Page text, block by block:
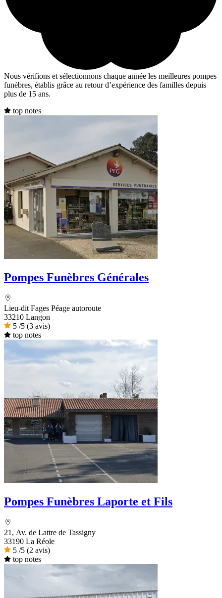
Nous vérifions et sélectionnons chaque année les meilleures pompes
funèbres, établis grâce au retour d’expérience des familles depuis
plus de 15 ans.
top notes
Pompes Funèbres Générales
Lieu-dit Fages Péage autoroute
33210 Langon
5 /5 (3 avis)
top notes
Pompes Funèbres Laporte et Fils
21, Av. de Lattre de Tassigny
33190 La Réole
5 /5 (2 avis)
top notes